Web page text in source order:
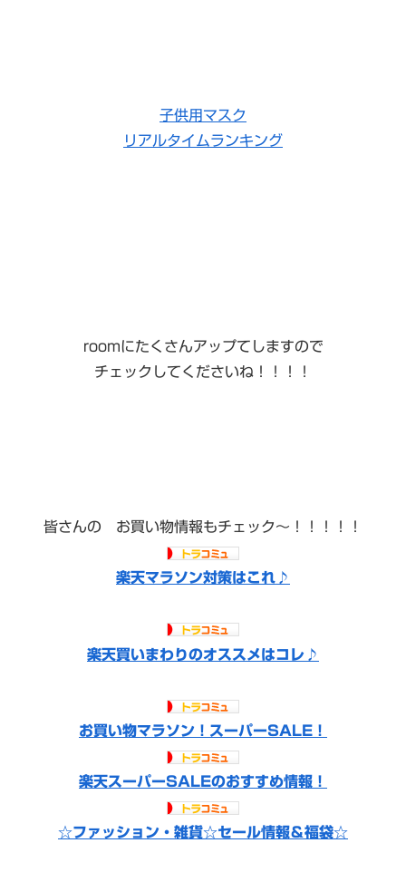
子供用マスク
リアルタイムランキング
roomにたくさんアップてしますので
チェックしてくださいね！！！！
皆さんの お買い物情報もチェック〜！！！！！
楽天マラソン対策はこれ♪
楽天買いまわりのオススメはコレ♪
お買い物マラソン！スーパーSALE！
楽天スーパーSALEのおすすめ情報！
☆ファッション・雑貨☆セール情報＆福袋☆